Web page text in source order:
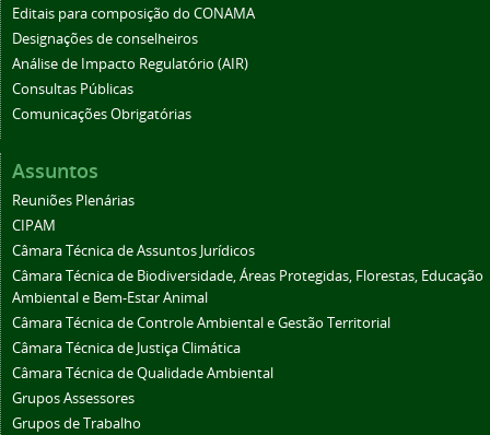
Editais para composição do CONAMA
Designações de conselheiros
Análise de Impacto Regulatório (AIR)
Consultas Públicas
Comunicações Obrigatórias
Assuntos
Reuniões Plenárias
CIPAM
Câmara Técnica de Assuntos Jurídicos
Câmara Técnica de Biodiversidade, Áreas Protegidas, Florestas, Educação
Ambiental e Bem-Estar Animal
Câmara Técnica de Controle Ambiental e Gestão Territorial
Câmara Técnica de Justiça Climática
Câmara Técnica de Qualidade Ambiental
Grupos Assessores
Grupos de Trabalho